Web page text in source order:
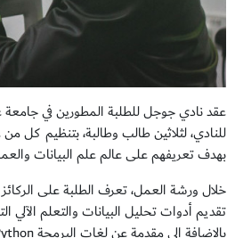
عقد نادي جوجل للطلبة المطورين في
للنادي، لثلاثين طالب وطالبة، بتنظيم كل
بهدف تعريفهم على عالم علم البيانات
خلال ورشة العمل، تعرف الطلبة على الركائز